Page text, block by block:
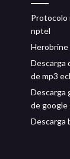
Protocolo
nptel
Herobrine
Descarga
de mp3
Descarga
de google
Descarga